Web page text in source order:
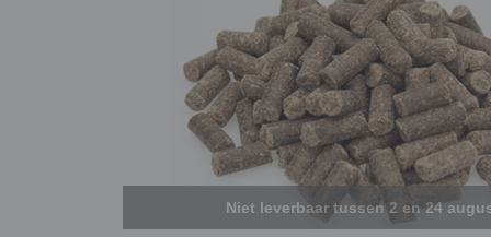
Niet leverbaar tussen 2 en 24